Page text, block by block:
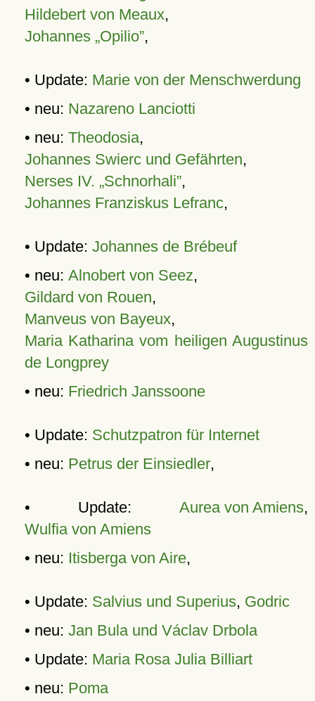
Hildebert von Meaux,
Johannes „Opilio”,
• Update: Marie von der Menschwerdung
• neu: Nazareno Lanciotti
• neu: Theodosia,
Johannes Swierc und Gefährten,
Nerses IV. „Schnorhali”,
Johannes Franziskus Lefranc,
• Update: Johannes de Brébeuf
• neu: Alnobert von Seez,
Gildard von Rouen,
Manveus von Bayeux,
Maria Katharina vom heiligen Augustinus
de Longprey
• neu: Friedrich Janssoone
• Update: Schutzpatron für Internet
• neu: Petrus der Einsiedler,
• Update: Aurea von Amiens,
Wulfia von Amiens
• neu: Itisberga von Aire,
• Update: Salvius und Superius, Godric
• neu: Jan Bula und Václav Drbola
• Update: Maria Rosa Julia Billiart
• neu: Poma